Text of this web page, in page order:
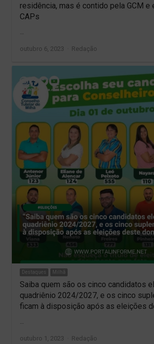
residência, mas é contido pela GCM e
CAPs
…
outubro 6, 2023 Author
Redação
Destaques Milhã
Saiba quem são os cinco candidatos
quadriênio 2024/2027, e os cinco
ficam à disposição após as eleições
…
outubro 1, 2023 Author
Redação